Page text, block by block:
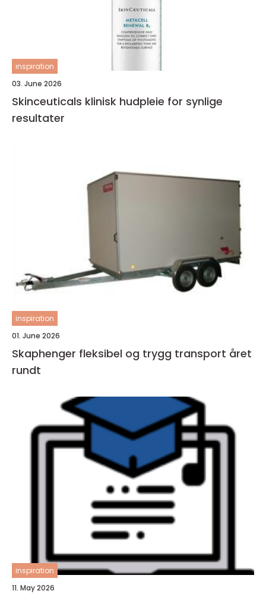
inspiration
03. June 2026
Skinceuticals klinisk hudpleie for synlige
resultater
inspiration
01. June 2026
Skaphenger fleksibel og trygg transport året
rundt
inspiration
11. May 2026